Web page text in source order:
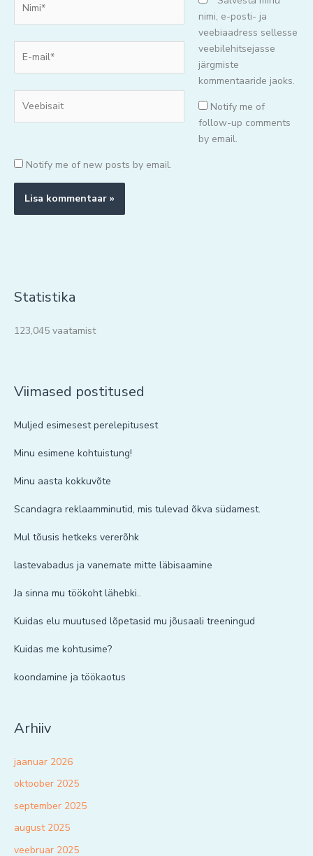
mail*
nimi, e-posti- ja
veebiaadress sellesse
veebilehitsejasse
järgmiste
kommentaaride jaoks.
Notify me of
follow-up comments
by email.
Notify me of new posts by email.
Statistika
123,045 vaatamist
Viimased postitused
Muljed esimesest perelepitusest
Minu esimene kohtuistung!
Minu aasta kokkuvõte
Scandagra reklaamminutid, mis tulevad õkva südamest.
Mul tõusis hetkeks vererõhk
lastevabadus ja vanemate mitte läbisaamine
Ja sinna mu töökoht lähebki..
Kuidas elu muutused lõpetasid mu jõusaali treeningud
Kuidas me kohtusime?
koondamine ja töökaotus
Arhiiv
jaanuar 2026
oktoober 2025
september 2025
august 2025
veebruar 2025